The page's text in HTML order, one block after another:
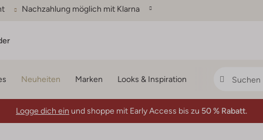
Nachzahlung möglich mit Klarna
Neuheiten Marken Looks & Inspiration
Logge dich ein und shoppe mit Early Access bis zu 50 % Rabatt.